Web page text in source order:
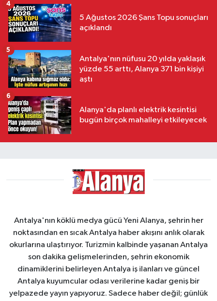
5 Ağustos 2026 Şans Topu sonuçları
açıklandı
4
Antalya'nın nüfusu 20 yılda yaklaşık
yüzde 55 arttı, Alanya 371 bin kişiyi
aştı
5
Alanya'da planlı elektrik kesintisi
bugün birçok mahalleyi etkileyecek
6
Antalya'nın köklü medya gücü Yeni Alanya, şehrin her
noktasından en sıcak Antalya haber akışını anlık olarak
okurlarına ulaştırıyor. Turizmin kalbinde yaşanan Antalya
son dakika gelişmelerinden, şehrin ekonomik
dinamiklerini belirleyen Antalya iş ilanları ve güncel
Antalya kuyumcular odası verilerine kadar geniş bir
yelpazede yayın yapıyoruz. Sadece haber değil; günlük